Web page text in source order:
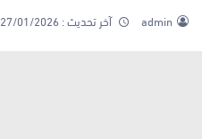
admin آخر تحديث :27/01/2026